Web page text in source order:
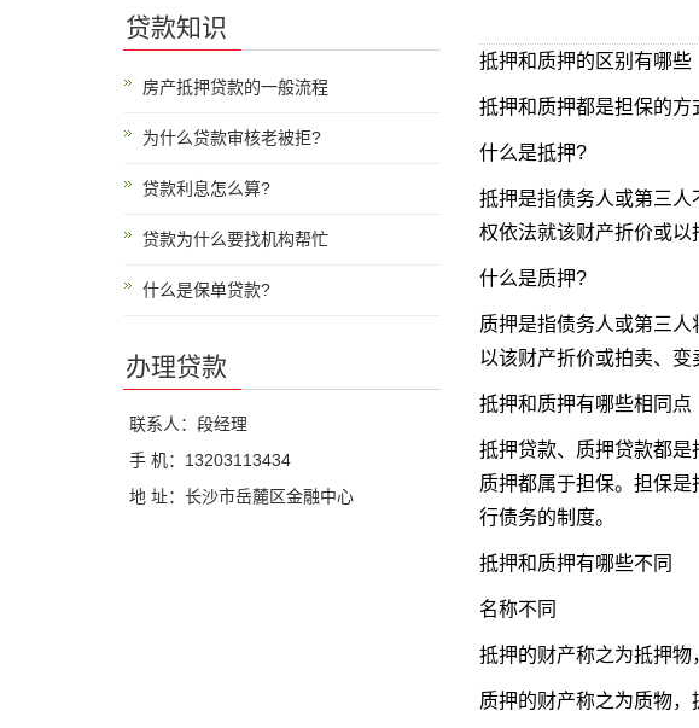
抵押和质押的区别有哪些
抵押和质押都是担保的方
什么是抵押?
抵押是指债务人或第三
权依法就该财产折价或以
什么是质押?
质押是指债务人或第三
以该财产折价或拍卖、变
抵押和质押有哪些相同点
抵押贷款、质押贷款都是
质押都属于担保。担保
行债务的制度。
抵押和质押有哪些不同
名称不同
抵押的财产称之为抵押
质押的财产称之为质物，
贷款知识
房产抵押贷款的一般流程
为什么贷款审核老被拒?
贷款利息怎么算?
贷款为什么要找机构帮忙
什么是保单贷款?
办理贷款
联系人：段经理
手 机：13203113434
地 址：长沙市岳麓区金融中心